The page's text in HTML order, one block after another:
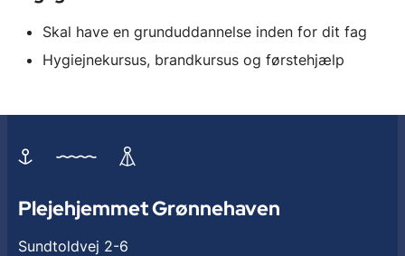
Skal have en grunduddannelse inden for dit fag
Hygiejnekursus, brandkursus og førstehjælp
Plejehjemmet Grønnehaven
Sundtoldvej 2-6